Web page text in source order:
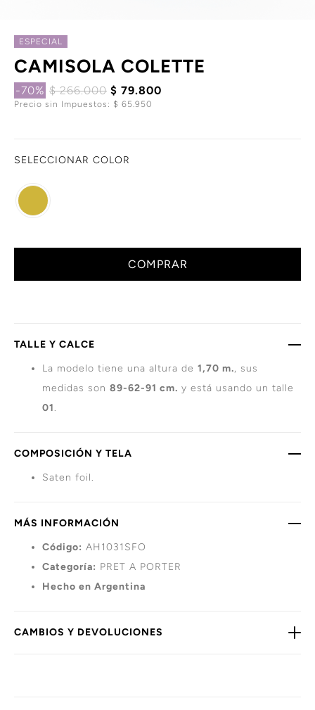
ESPECIAL
CAMISOLA COLETTE
-70% $ 266.000 $ 79.800
Precio sin Impuestos: $ 65.950
SELECCIONAR COLOR
COMPRAR
TALLE Y CALCE
La modelo tiene una altura de 1,70 m., sus
medidas son 89-62-91 cm. y está usando un talle
01.
COMPOSICIÓN Y TELA
Saten foil.
MÁS INFORMACIÓN
Código: AH1031SFO
Categoría: PRET A PORTER
Hecho en Argentina
CAMBIOS Y DEVOLUCIONES